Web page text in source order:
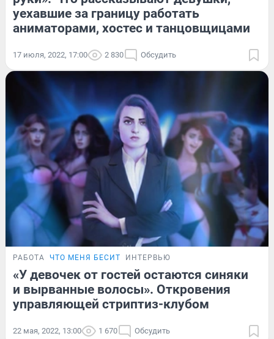
уехавшие за границу работать
аниматорами, хостес и танцовщицами
17 июля, 2022, 17:00 2 830 Обсудить
РАБОТА ЧТО МЕНЯ БЕСИТ ИНТЕРВЬЮ
«У девочек от гостей остаются синяки
и вырванные волосы». Откровения
управляющей стриптиз-клубом
22 мая, 2022, 13:00 1 670 Обсудить